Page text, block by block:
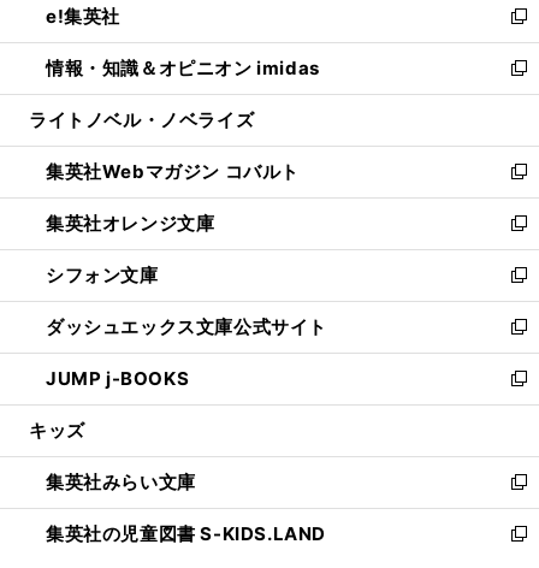
く
で
開
く
ド
ウ
で
開
ィ
ン
ド
ウ
開
く
い
ウ
ィ
ン
ウ
で
開
く
e!集英社
新
し
い
ウ
ン
ド
ウ
で
開
く
情報・知識＆オピニオン imidas
新
し
ウ
ィ
ン
ド
ウ
で
開
く
ライトノベル・ノベライズ
集英社Webマガジン コバルト
新
し
い
ウ
ィ
ン
ド
ウ
で
開
集英社オレンジ文庫
新
し
い
ウ
ィ
ン
ド
ウ
開
く
シフォン文庫
新
し
い
ウ
ィ
ン
ウ
で
開
く
ダッシュエックス文庫公式サイト
新
し
い
ウ
ン
ド
ウ
で
JUMP j-BOOKS
新
し
ウ
ィ
ン
ド
キッズ
集英社みらい文庫
新
し
い
集英社の児童図書 S-KIDS.LAND
新